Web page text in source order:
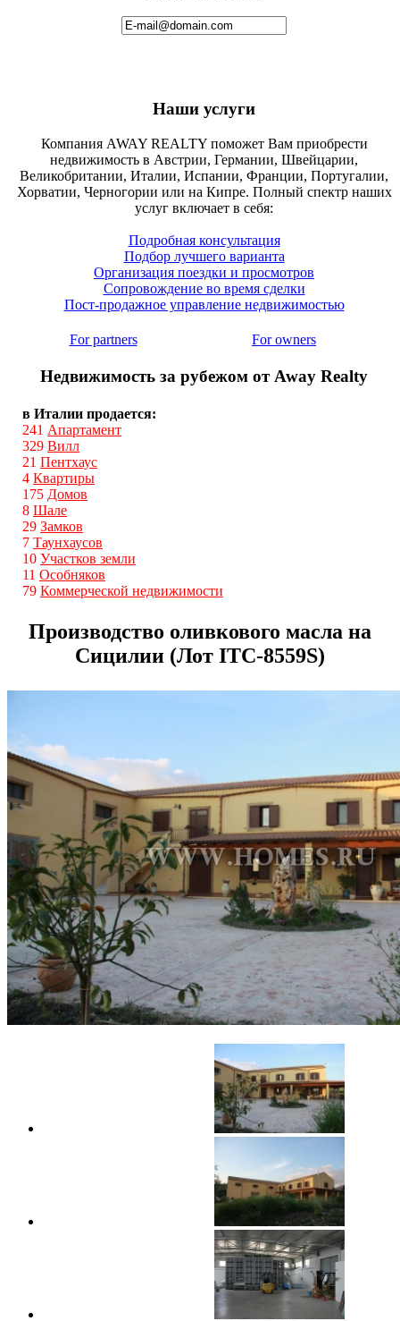
Наши услуги
Компания AWAY REALTY поможет Вам приобрести
недвижимость в Австрии, Германии, Швейцарии,
Великобритании, Италии, Испании, Франции, Португалии,
Хорватии, Черногории или на Кипре. Полный спектр наших
услуг включает в себя:
Подробная консультация
Подбор лучшего варианта
Организация поездки и просмотров
Сопровождение во время сделки
Пост-продажное управление недвижимостью
For partners For owners
Недвижимость за рубежом от Away Realty
в Италии продается:
241 Апартамент
329 Вилл
21 Пентхаус
4 Квартиры
175 Домов
8 Шале
29 Замков
7 Таунхаусов
10 Участков земли
11 Особняков
79 Коммерческой недвижимости
Производство оливкового масла на
Сицилии (Лот ITС-8559S)